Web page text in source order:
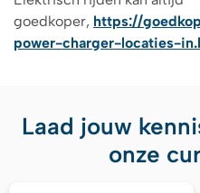
goedkoper, https://
power-charger-locaties-
Laad jouw
onze